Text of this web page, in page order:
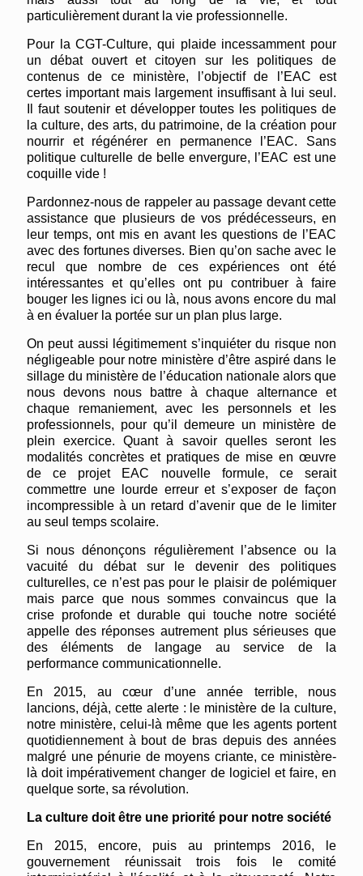
particulièrement durant la vie professionnelle.
Pour la CGT-Culture, qui plaide incessamment pour
un débat ouvert et citoyen sur les politiques de
contenus de ce ministère, l’objectif de l’EAC est
certes important mais largement insuffisant à lui seul.
Il faut soutenir et développer toutes les politiques de
la culture, des arts, du patrimoine, de la création pour
nourrir et régénérer en permanence l’EAC. Sans
politique culturelle de belle envergure, l’EAC est une
coquille vide !
Pardonnez-nous de rappeler au passage devant cette
assistance que plusieurs de vos prédécesseurs, en
leur temps, ont mis en avant les questions de l’EAC
avec des fortunes diverses. Bien qu’on sache avec le
recul que nombre de ces expériences ont été
intéressantes et qu’elles ont pu contribuer à faire
bouger les lignes ici ou là, nous avons encore du mal
à en évaluer la portée sur un plan plus large.
On peut aussi légitimement s’inquiéter du risque non
négligeable pour notre ministère d’être aspiré dans le
sillage du ministère de l’éducation nationale alors que
nous devons nous battre à chaque alternance et
chaque remaniement, avec les personnels et les
professionnels, pour qu’il demeure un ministère de
plein exercice. Quant à savoir quelles seront les
modalités concrètes et pratiques de mise en œuvre
de ce projet EAC nouvelle formule, ce serait
commettre une lourde erreur et s’exposer de façon
incompressible à un retard d’avenir que de le limiter
au seul temps scolaire.
Si nous dénonçons régulièrement l’absence ou la
vacuité du débat sur le devenir des politiques
culturelles, ce n’est pas pour le plaisir de polémiquer
mais parce que nous sommes convaincus que la
crise profonde et durable qui touche notre société
appelle des réponses autrement plus sérieuses que
des éléments de langage au service de la
performance communicationnelle.
En 2015, au cœur d’une année terrible, nous
lancions, déjà, cette alerte : le ministère de la culture,
notre ministère, celui-là même que les agents portent
quotidiennement à bout de bras depuis des années
malgré une pénurie de moyens criante, ce ministère-
là doit impérativement changer de logiciel et faire, en
quelque sorte, sa révolution.
La culture doit être une priorité pour notre société
En 2015, encore, puis au printemps 2016, le
gouvernement réunissait trois fois le comité